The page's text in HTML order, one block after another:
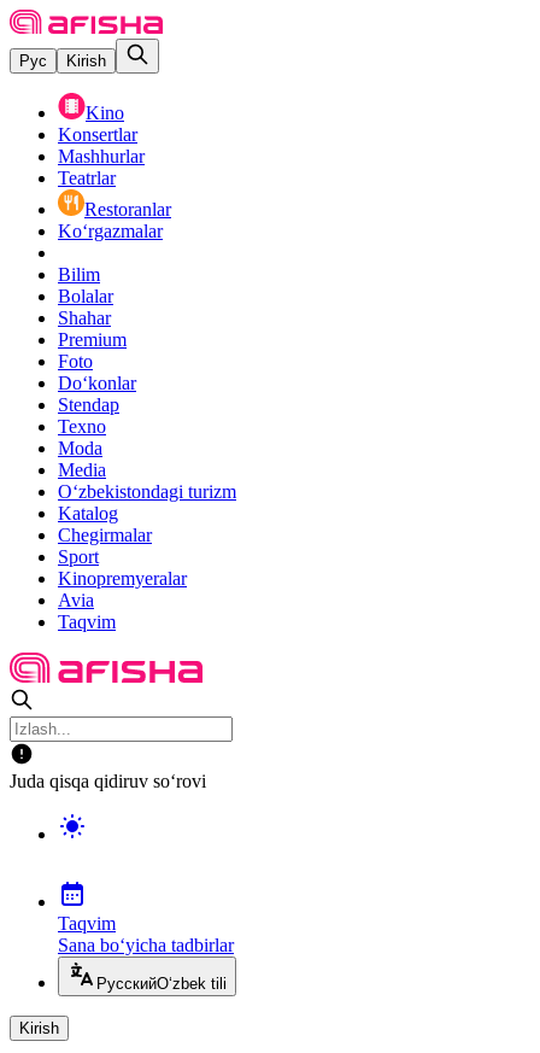
Рус Kirish
Kino
Konsertlar
Mashhurlar
Teatrlar
Restoranlar
Ko‘rgazmalar
Bilim
Bolalar
Shahar
Premium
Foto
Do‘konlar
Stendap
Texno
Moda
Media
O‘zbekistondagi turizm
Katalog
Chegirmalar
Sport
Kinopremyeralar
Avia
Taqvim
Juda qisqa qidiruv so‘rovi
Taqvim
Sana bo‘yicha tadbirlar
РусскийO‘zbek tili
Kirish